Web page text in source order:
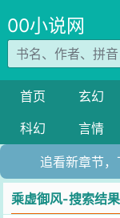
00小说网
首页 玄幻
科幻
言情
追看新章节
乘虚御风-搜索结